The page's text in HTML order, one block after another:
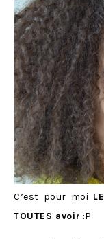
C’est pour moi
TOUTES avoir :P